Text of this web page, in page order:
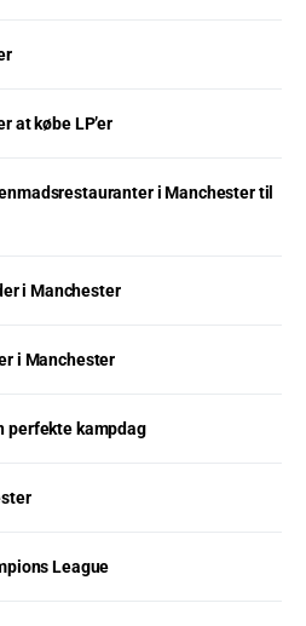
at købe LP’er
i Manchester til
i Manchester
i Manchester
perfekte kampdag
League